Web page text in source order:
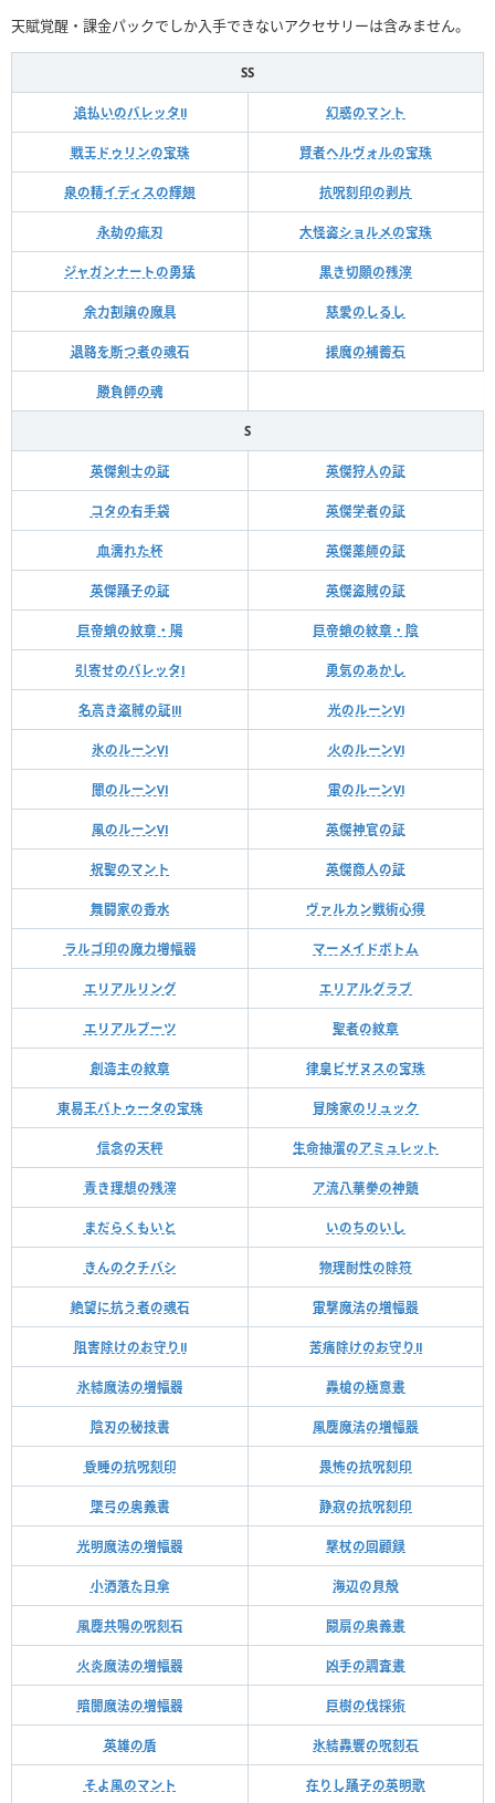
天賦覚醒・課金パックでしか入手できないアクセサリーは含みません。
SS
追払いのバレッタⅡ 幻惑のマント
戦王ドゥリンの宝珠 賢者ヘルヴォルの宝珠
泉の精イディスの輝翅 抗呪刻印の剥片
永劫の疵刃 大怪盗ショルメの宝珠
ジャガンナートの勇猛 黒き切願の残滓
余力割譲の魔具 慈愛のしるし
退路を断つ者の魂石 援魔の補蓄石
勝負師の魂
S
英傑剣士の証 英傑狩人の証
コタの右手袋 英傑学者の証
血濡れた杯 英傑薬師の証
英傑踊子の証 英傑盗賊の証
巨帝蛸の紋章・陽 巨帝蛸の紋章・陰
引寄せのバレッタⅠ 勇気のあかし
名高き盗賊の証Ⅲ 光のルーンⅥ
氷のルーンⅥ 火のルーンⅥ
闇のルーンⅥ 雷のルーンⅥ
風のルーンⅥ 英傑神官の証
祝聖のマント 英傑商人の証
舞闘家の香水 ヴァルカン戦術心得
ラルゴ印の魔力増幅器 マーメイドボトム
エリアルリング エリアルグラブ
エリアルブーツ 聖者の紋章
創造主の紋章 律皇ビザヌスの宝珠
東易王バトゥータの宝珠 冒険家のリュック
信念の天秤 生命抽溜のアミュレット
青き理想の残滓 ア流八華拳の神髄
まだらくもいと いのちのいし
きんのクチバシ 物理耐性の除符
絶望に抗う者の魂石 雷撃魔法の増幅器
阻害除けのお守りⅡ 苦痛除けのお守りⅡ
氷結魔法の増幅器 轟槍の極意書
陰刃の秘技書 風塵魔法の増幅器
昏睡の抗呪刻印 畏怖の抗呪刻印
墜弓の奥義書 静寂の抗呪刻印
光明魔法の増幅器 撃杖の回顧録
小洒落た日傘 海辺の貝殻
風塵共鳴の呪刻石 闘扇の奥義書
火炎魔法の増幅器 凶手の調査書
暗闇魔法の増幅器 巨樹の伐採術
英雄の盾 氷結轟響の呪刻石
そよ風のマント 在りし踊子の英明歌